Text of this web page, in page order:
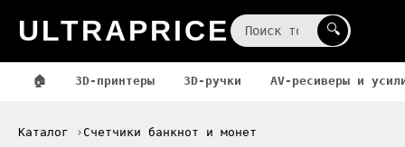
ULTRAPRICE 🔍
🏠 3D-принтеры 3D-ручки AV-ресиверы и
Каталог Счетчики банкнот и монет